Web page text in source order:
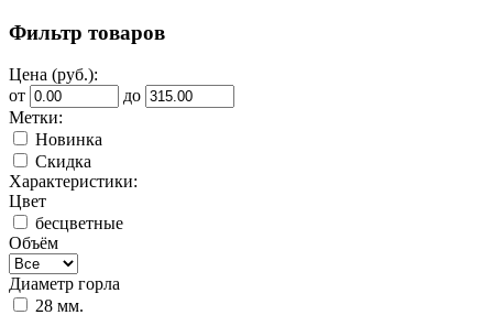
Фильтр товаров
Цена (руб.):
от
до
Метки:
Новинка
Скидка
Характеристики:
Цвет
бесцветные
Объём
Диаметр горла
28 мм.